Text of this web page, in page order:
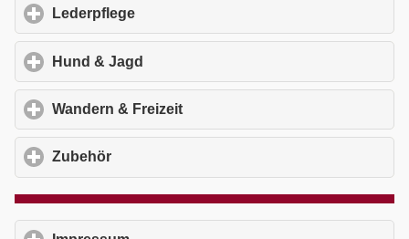
Lederpflege
Hund & Jagd
Wandern & Freizeit
Zubehör